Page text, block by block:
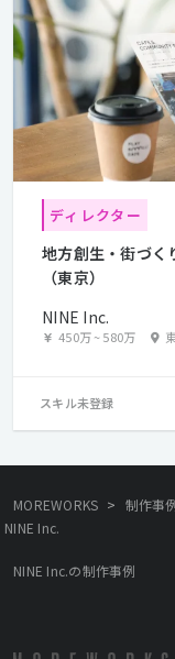
ディレクター
地方創生・街づく
（東京）
NINE Inc.
450万~580万
スキル未登録
MOREWORKS > 制作事
NINE Inc.
NINE Inc.の制作事例